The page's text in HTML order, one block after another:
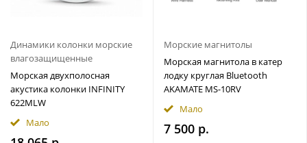
Динамики колонки морские
влагозащищенные
Морская двухполосная
акустика колонки INFINITY
622MLW
Мало
Морские магнитолы
Морская магнитола в катер
лодку круглая Bluetooth
AKAMATE MS-10RV
Мало
7 500 р.